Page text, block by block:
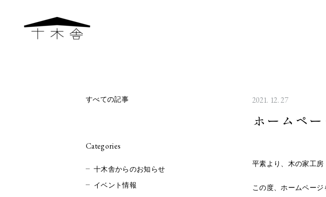
2021. 12. 27
ホームペ
平素より、木の家工
この度、ホームページ
すべての記事
Categories
十木舎からのお知らせ
イベント情報